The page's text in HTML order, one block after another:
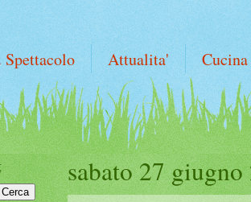
Attualita' Cucina
sabato 27 giugno